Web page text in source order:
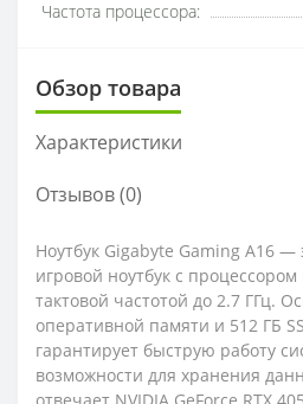
Частота процессора:
Обзор товара
Характеристики
Отзывов (0)
Ноутбук Gigabyte Gaming A16 —
игровой ноутбук с
тактовой частотой до 2.7 ГГц.
оперативной памяти и 512 ГБ
гарантирует быструю работу
возможности для хранения